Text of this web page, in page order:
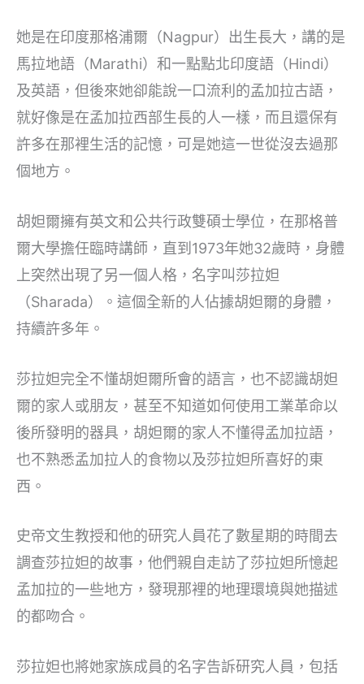
她是在印度那格浦爾（Nagpur）出生長大，講的是
馬拉地語（Marathi）和一點點北印度語（Hindi）
及英語，但後來她卻能說一口流利的孟加拉古語，
就好像是在孟加拉西部生長的人一樣，而且還保有
許多在那裡生活的記憶，可是她這一世從沒去過那
個地方。
胡妲爾擁有英文和公共行政雙碩士學位，在那格普
爾大學擔任臨時講師，直到1973年她32歲時，身體
上突然出現了另一個人格，名字叫莎拉妲
（Sharada）。這個全新的人佔據胡妲爾的身體，
持續許多年。
莎拉妲完全不懂胡妲爾所會的語言，也不認識胡妲
爾的家人或朋友，甚至不知道如何使用工業革命以
後所發明的器具，胡妲爾的家人不懂得孟加拉語，
也不熟悉孟加拉人的食物以及莎拉妲所喜好的東
西。
史帝文生教授和他的研究人員花了數星期的時間去
調查莎拉妲的故事，他們親自走訪了莎拉妲所憶起
孟加拉的一些地方，發現那裡的地理環境與她描述
的都吻合。
莎拉妲也將她家族成員的名字告訴研究人員，包括